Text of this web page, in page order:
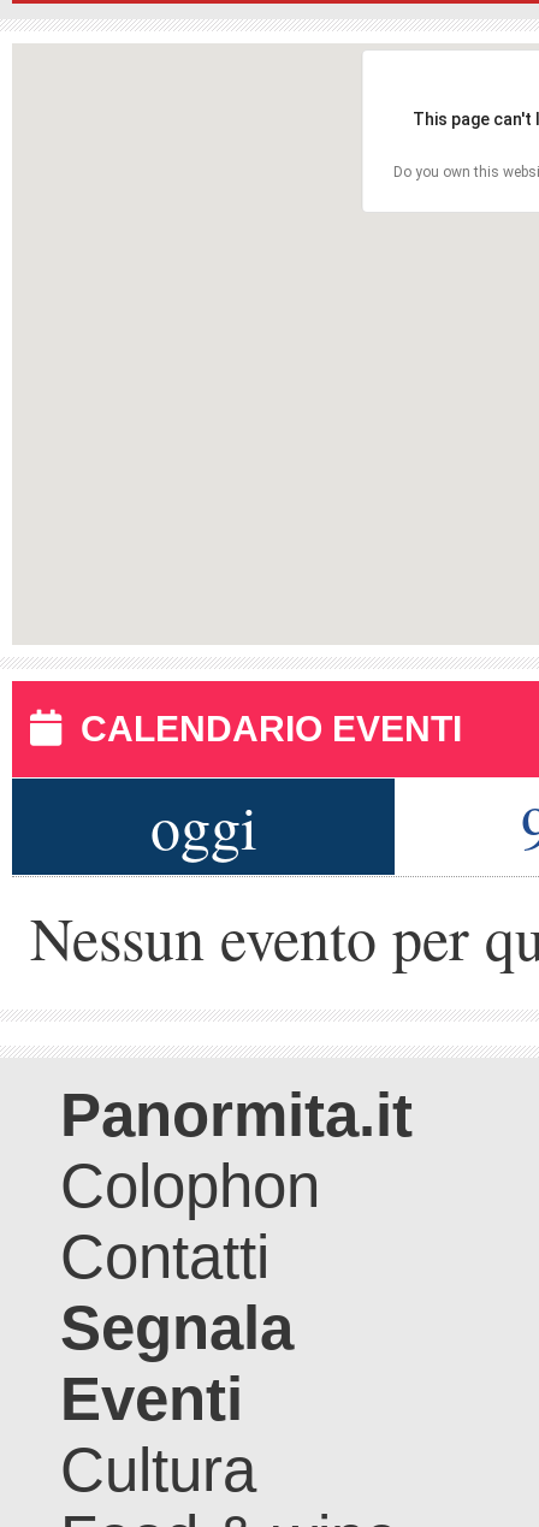
This page
Do you own this
CALENDARIO EVENTI
oggi
Nessun evento per
Panormita.it
Colophon
Contatti
Segnala
Eventi
Cultura